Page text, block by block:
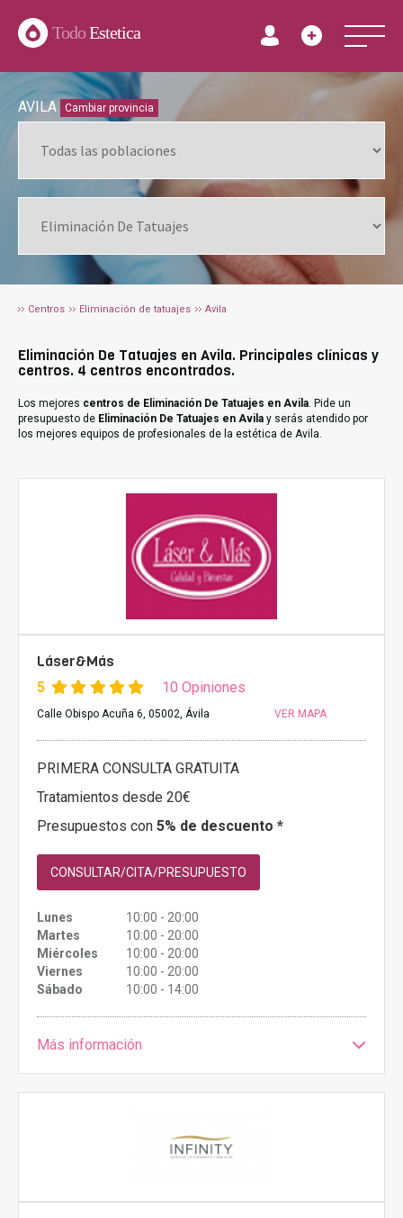
TodoEstetica
AVILA Cambiar provincia
Centros Eliminación de tatuajes Avila
Eliminación De Tatuajes en Avila. Principales clínicas y
centros. 4 centros encontrados.
Los mejores centros de Eliminación De Tatuajes en Avila. Pide un
presupuesto de Eliminación De Tatuajes en Avila y serás atendido por
los mejores equipos de profesionales de la estética de Avila.
Láser&Más
5 10 Opiniones
Calle Obispo Acuña 6, 05002, Ávila VER MAPA
PRIMERA CONSULTA GRATUITA
Tratamientos desde 20€
Presupuestos con 5% de descuento *
CONSULTAR/CITA/PRESUPUESTO
Lunes
10:00 - 20:00
Martes
10:00 - 20:00
Miércoles
10:00 - 20:00
Viernes
10:00 - 20:00
Sábado
10:00 - 14:00
Más información